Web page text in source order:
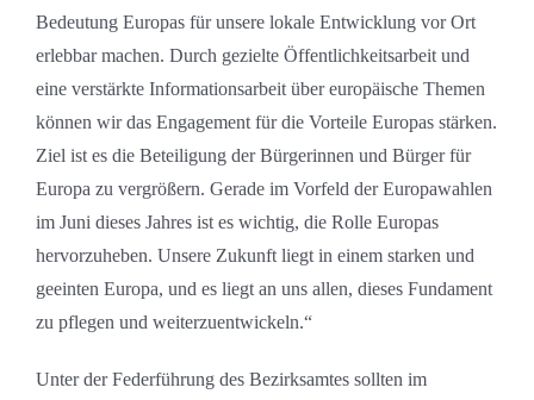
Bedeutung Europas für unsere lokale Entwicklung vor Ort
erlebbar machen. Durch gezielte Öffentlichkeitsarbeit und
eine verstärkte Informationsarbeit über europäische Themen
können wir das Engagement für die Vorteile Europas stärken.
Ziel ist es die Beteiligung der Bürgerinnen und Bürger für
Europa zu vergrößern. Gerade im Vorfeld der Europawahlen
im Juni dieses Jahres ist es wichtig, die Rolle Europas
hervorzuheben. Unsere Zukunft liegt in einem starken und
geeinten Europa, und es liegt an uns allen, dieses Fundament
zu pflegen und weiterzuentwickeln.“
Unter der Federführung des Bezirksamtes sollten im